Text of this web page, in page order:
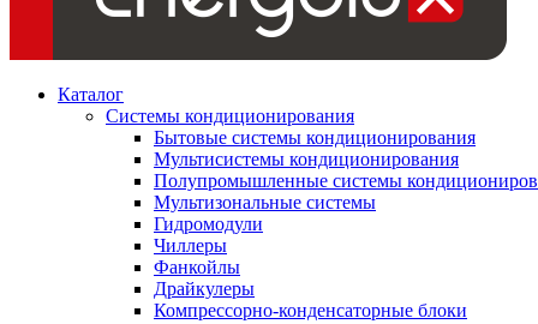
Каталог
Системы кондиционирования
Бытовые системы кондиционирования
Мультисистемы кондиционирования
Полупромышленные системы
Мультизональные системы
Гидромодули
Чиллеры
Фанкойлы
Драйкулеры
Компрессорно-конденсаторные блоки